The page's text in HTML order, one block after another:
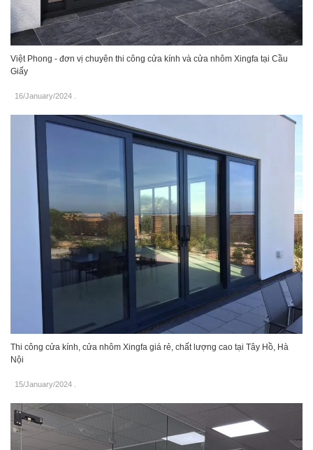
Việt Phong - đơn vị chuyên thi công cửa kính và cửa nhôm Xingfa tại Cầu
Giấy
16/January/2024
Thi công cửa kính, cửa nhôm Xingfa giá rẻ, chất lượng cao tại Tây Hồ, Hà
Nội
15/January/2024